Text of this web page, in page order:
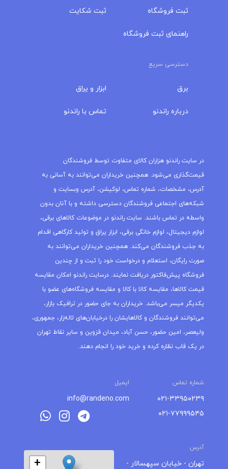
ثبت فروشگاه
راهنمای ثبت فروشگاه
ثبت شکایت
دسترسی سریع
برق
درباره‌ راندنو
ابزار و یراق
تماس با راندنو
در سایت راندنو هزاران کالای متفاوت توسط فروشندگان
قیمت‌گذاری می‌شود. همچنین خریداران می‌توانند به آسانی به
آدرس، مشخصات، شماره تماس، لوکیشن، آدرس وبسایت و
شبکه‌های اجتماعی فروشندگان دسترسی داشته و با آنان بدون
واسطه در تماس باشند. سایت راندنو در موضوعات کالاهای برقی،
لوازم دیجیتال، لوازم خانگی برقی، ابزار یراق و تولید کارگاهی اقدام
به جذب فروشندگان می‌کند. همچنین خریداران می‌توانند به
صورت رایگان، استعلام و درخواست خود را ثبت و از چندین
فروشگاه پیش‌فاکتور دریافت نمایند. درسایت راندنو امکان مقایسه
قیمت کالاها، مقایسه کالا با کالا و مقایسه فروشگاه‌های عضو با
یکدیگر میسر می‌باشد. خریداران به جای حضور در ترافیک بازار،
می‌توانند فروشندگان و کالاهایشان را درخیابان‌های لاله‌زار، جمهوری،
ولیعصر، امین حضور، حسن آباد، میدان قزوین و سایر نقاط تهران
در یک قاب نظاره کرده و خرید خود را انجام دهند.
شماره تماس ایمیل
۰۲۱-۳۳۹۵۰۲۳۹
۰۲۱-۷۷۹۹۹۵۴۵
info@randeno.com
آدرس
تهران - خیابان سپهسالار - +